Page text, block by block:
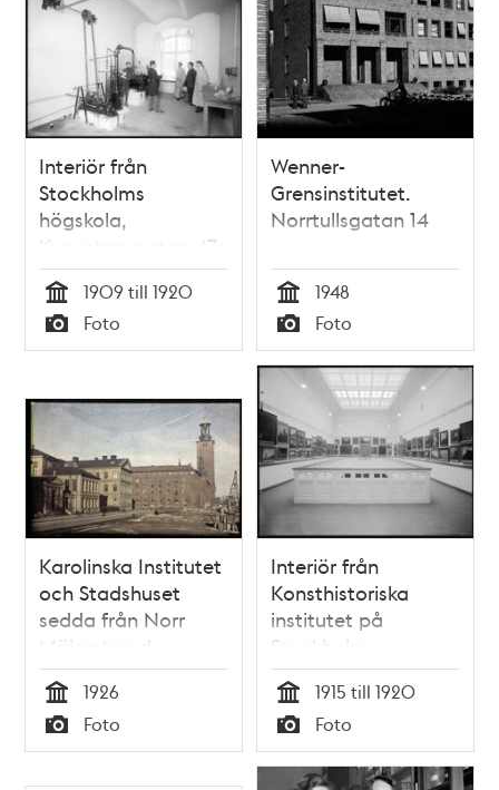
Interiör från
Stockholms
högskola,
Kungstensgatan 47
Tid
1909 till 1920
Typ
Foto
Wenner-
Grensinstitutet.
Norrtullsgatan 14
Tid
1948
Typ
Foto
Karolinska Institutet
och Stadshuset
sedda från Norr
Mälarstrand
Tid
1926
Typ
Foto
Interiör från
Konsthistoriska
institutet på
Stockholms
högskola,
Kungstensgatan 47
Tid
1915 till 1920
Typ
Foto